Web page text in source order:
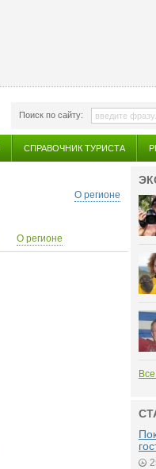
Поиск по сайту:
СПРАВОЧНИК ТУРИСТА
О регионе
О регионе